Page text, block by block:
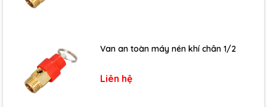
Van an toàn máy nén khí chân 1/2
Liên hệ